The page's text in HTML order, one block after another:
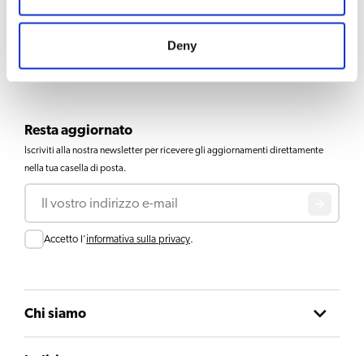
Deny
Resta aggiornato
Iscriviti alla nostra newsletter per ricevere gli aggiornamenti direttamente
nella tua casella di posta.
Email
Consent
Accetto l'informativa sulla privacy.
Chi siamo